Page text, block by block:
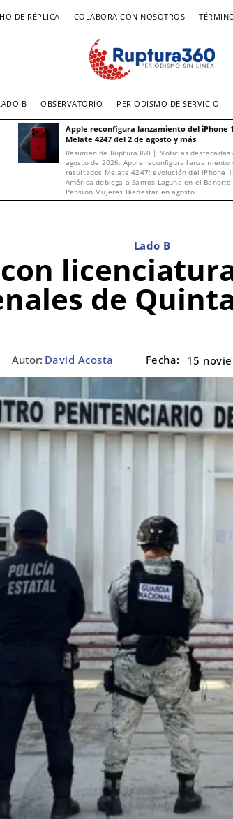
DE RÉPLICA COLABORA CON NOSOTROS
B OBSERVATORIO PERIODISMO DE SERVICIO
Apple reconfigura lanzamiento del iPhone
Melate 4247 del 2 de agosto y más
Resumen de Ruptura360 | Noticias destacadas
agosto de 2026: Apple reconfigura lanzamiento
resultados Melate 4247; evolución del iPhone
América doblega a Santos Laguna en el
Pensión Mujeres Bienestar en agosto.
Lado B
de
Autor: David Acosta Fecha: 15